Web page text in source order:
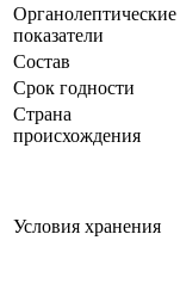
Органолептические
показатели
Состав
Срок годности
Страна
происхождения
Условия хранения